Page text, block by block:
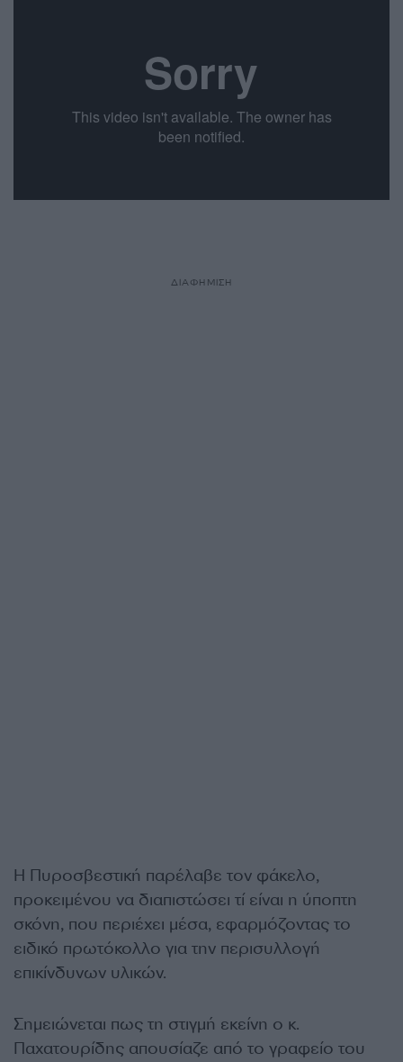
ΔΙΑΦΗΜΙΣΗ
Η Πυροσβεστική παρέλαβε τον φάκελο,
προκειμένου να διαπιστώσει τί είναι η ύποπτη
σκόνη, που περιέχει μέσα, εφαρμόζοντας το
ειδικό πρωτόκολλο για την περισυλλογή
επικίνδυνων υλικών.
Σημειώνεται πως τη στιγμή εκείνη ο κ.
Παχατουρίδης απουσίαζε από το γραφείο του